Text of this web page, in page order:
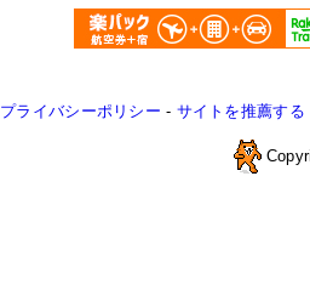
プライバシーポリシー - サイトを推薦する